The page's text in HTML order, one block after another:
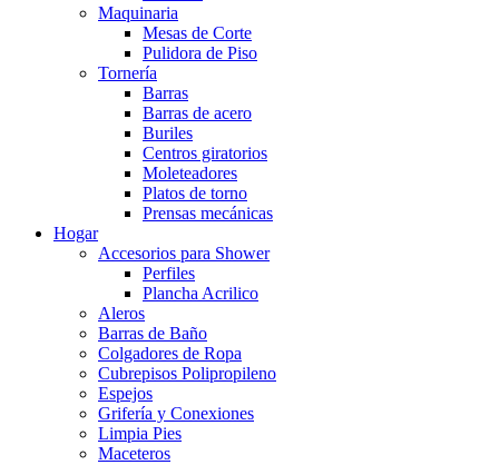
Maquinaria
Mesas de Corte
Pulidora de Piso
Tornería
Barras
Barras de acero
Buriles
Centros giratorios
Moleteadores
Platos de torno
Prensas mecánicas
Hogar
Accesorios para Shower
Perfiles
Plancha Acrilico
Aleros
Barras de Baño
Colgadores de Ropa
Cubrepisos Polipropileno
Espejos
Grifería y Conexiones
Limpia Pies
Maceteros